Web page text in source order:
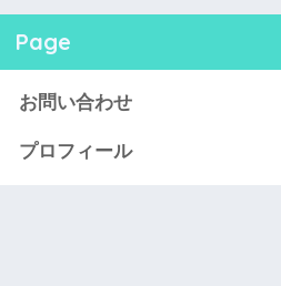
Page
お問い合わせ
プロフィール